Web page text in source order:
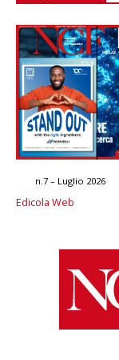
n.7 – Luglio 2026
Edicola Web